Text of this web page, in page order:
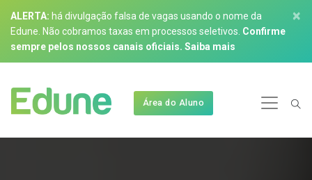
ALERTA: há divulgação falsa de vagas usando o nome da
Edune. Não cobramos taxas em processos seletivos. Confirme
sempre pelos nossos canais oficiais. Saiba mais
×
Área do Aluno